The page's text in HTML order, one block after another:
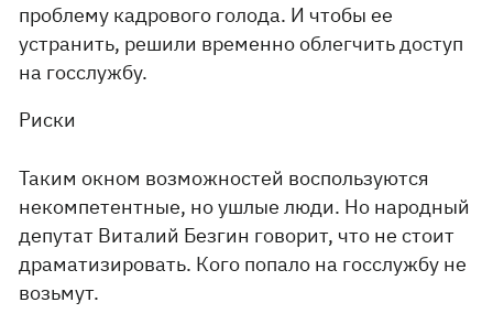
проблему кадрового голода. И чтобы ее
устранить, решили временно облегчить доступ
на госслужбу.
Риски
Таким окном возможностей воспользуются
некомпетентные, но ушлые люди. Но народный
депутат Виталий Безгин говорит, что не стоит
драматизировать. Кого попало на госслужбу не
возьмут.